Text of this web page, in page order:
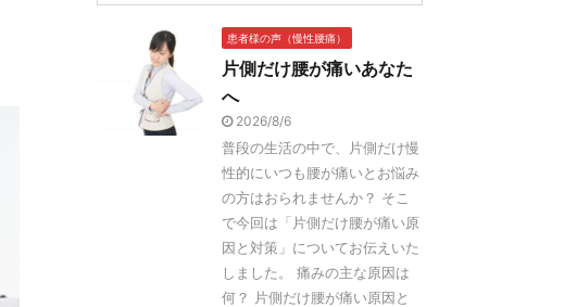
患者様の声（慢性腰痛）
片側だけ腰が痛いあなた
へ
2026/8/6
普段の生活の中で、片側だけ慢
性的にいつも腰が痛いとお悩み
の方はおられませんか？ そこ
で今回は「片側だけ腰が痛い原
因と対策」についてお伝えいた
しました。 痛みの主な原因は
何？ 片側だけ腰が痛い原因と